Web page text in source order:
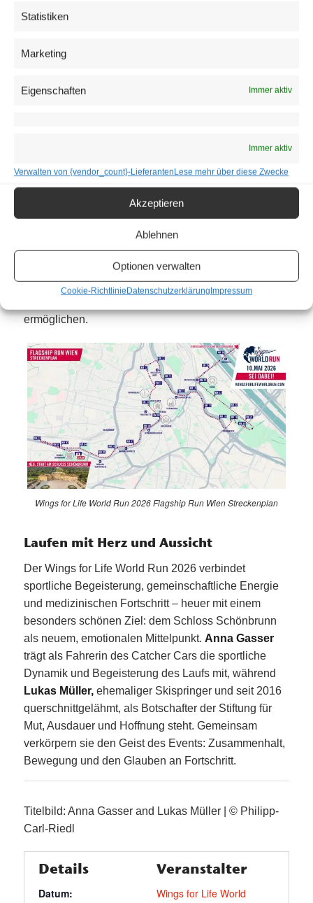
Statistiken
Marketing
Eigenschaften Immer aktiv
Immer aktiv
Verwalten von {vendor_count}-LieferantenLese mehr über diese Zwecke
Akzeptieren
Ablehnen
Optionen verwalten
Cookie-RichtlinieDatenschutzerklärungImpressum
Teilnehmende
klinische Studien zu finanzieren, die Hoffnung
for Life, brachte kürzlich einen bedeutenden
University of Texas
gezielte Vagusnerv-Stimulation die Hand- und
Armfunktionen von Menschen mit chronischer,
inkompletter Querschnittslähmung deutlich zu
verbessern. Diese Therapie könnte in wenigen
ermöglichen.
Wings for Life World Run 2026 Flagship Run Wien Streckenplan
Laufen mit Herz und Aussicht
Der Wings for Life World Run 2026 verbindet
sportliche Begeisterung, gemeinschaftliche Energie
und medizinischen Fortschritt – heuer mit einem
besonders schönen Ziel: dem Schloss Schönbrunn
als neuem, emotionalen Mittelpunkt. Anna Gasser
trägt als Fahrerin des Catcher Cars die sportliche
Dynamik und Begeisterung des Laufs mit, während
Lukas Müller,ehemaliger Skispringer und seit 2016
querschnittgelähmt, als Botschafter der Stiftung für
Mut, Ausdauer und Hoffnung steht. Gemeinsam
verkörpern sie den Geist des Events: Zusammenhalt,
Bewegung und den Glauben an Fortschritt.
Titelbild: Anna Gasser and Lukas Müller | © Philipp-
Carl-Riedl
Details
Datum:
Veranstalter
Wings for Life World